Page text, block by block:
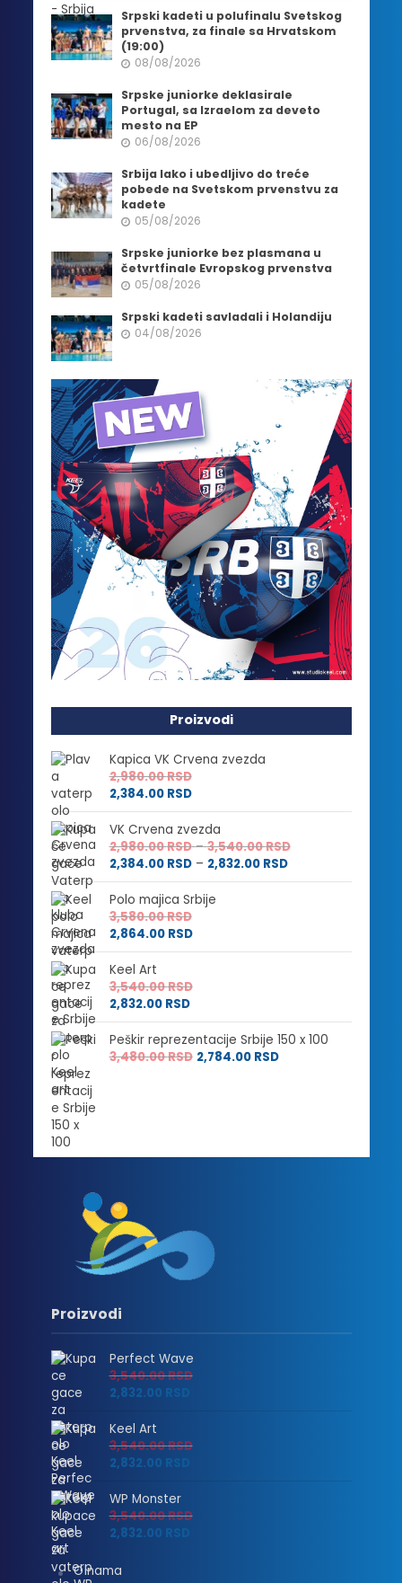
Srpski kadeti u polufinalu Svetskog
prvenstva, za finale sa Hrvatskom
(19:00)
08/08/2026
Srpske juniorke deklasirale
Portugal, sa Izraelom za deveto
mesto na EP
06/08/2026
Srbija lako i ubedljivo do treće
pobede na Svetskom prvenstvu za
kadete
05/08/2026
Srpske juniorke bez plasmana u
četvrtfinale Evropskog prvenstva
05/08/2026
Srpski kadeti savladali i Holandiju
04/08/2026
Proizvodi
Kapica VK Crvena zvezda
2,980.00RSD
2,384.00 RSD
VK Crvena zvezda
2,980.00RSD – 3,540.00RSDRaspon
od
2,384.00 RSD – 2,832.00 RSDRaspon
cena:
2,832.00 RSD
Polo majica Srbije
3,580.00RSD
2,864.00 RSD
Keel Art
3,540.00RSD
2,832.00 RSD
Peškir reprezentacije Srbije 150 x 100
3,480.00RSD 2,784.00 RSD
Proizvodi
Perfect Wave
3,540.00RSD
2,832.00 RSD
Keel Art
3,540.00RSD
2,832.00 RSD
WP Monster
3,540.00RSD
2,832.00 RSD
O nama